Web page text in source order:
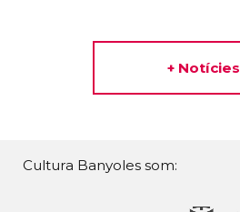
+ Notícies
Cultura Banyoles som: